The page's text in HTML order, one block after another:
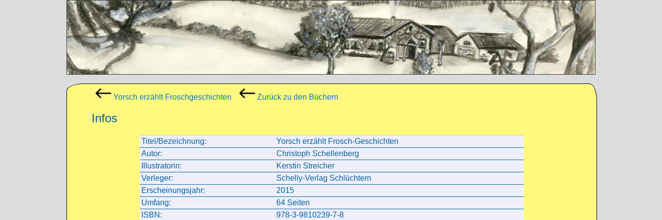
Yorsch erzählt Froschgeschichten Zurück zu den Büchern
Infos
Titel/Bezeichnung:
Yorsch erzählt Frosch-Geschichten
Autor:
Christoph Schellenberg
Illustratorin:
Kerstin Streicher
Verleger:
Schelly-Verlag Schlüchtern
Erscheinungsjahr:
2015
Umfang:
64 Seiten
ISBN:
978-3-9810239-7-8